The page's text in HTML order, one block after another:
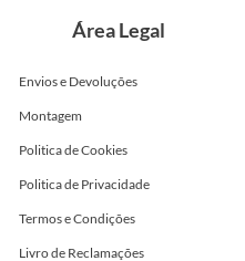
Área Legal
Envios e Devoluções
Montagem
Politica de Cookies
Politica de Privacidade
Termos e Condições
Livro de Reclamações